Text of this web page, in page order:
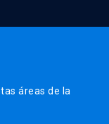
áreas de la